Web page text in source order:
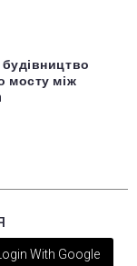
мосту між
Login With Google